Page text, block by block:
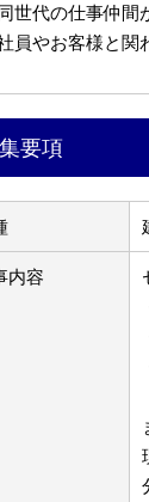
世代の仕事仲間
員やお客様と関
要項
内容